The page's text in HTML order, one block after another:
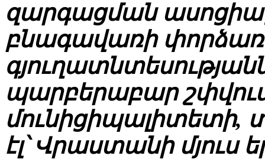
զարգացման
բնագավառի
պարբերաբար
մունիցիպալիտետի,
էլ՝ Վրաստանի մյուս